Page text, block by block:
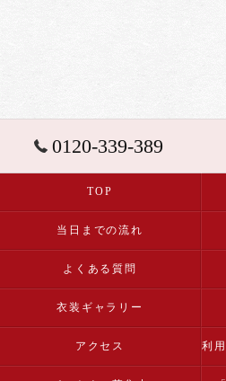
0120-339-389
TOP
当日までの流れ
よくある質問
衣装ギャラリー
アクセス